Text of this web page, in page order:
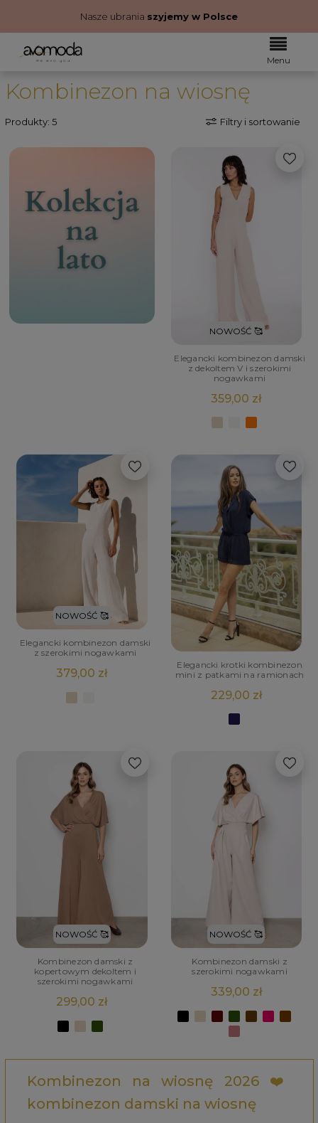
Nasze ubrania szyjemy w Polsce
Kombinezon na wiosnę
Produkty: 5 Filtry i sortowanie
NOWOŚĆ 🥰
Elegancki kombinezon damski
z dekoltem V i szerokimi
nogawkami
359,00 zł
NOWOŚĆ 🥰
Elegancki kombinezon damski
z szerokimi nogawkami
379,00 zł
Elegancki krotki kombinezon
mini z patkami na ramionach
229,00 zł
NOWOŚĆ 🥰
Kombinezon damski z
kopertowym dekoltem i
szerokimi nogawkami
299,00 zł
NOWOŚĆ 🥰
Kombinezon damski z
szerokimi nogawkami
339,00 zł
Kombinezon na wiosnę 2026 ❤️
kombinezon damski na wiosnę